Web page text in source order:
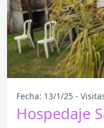
Fecha: 13/1/25 -
Hospedaje